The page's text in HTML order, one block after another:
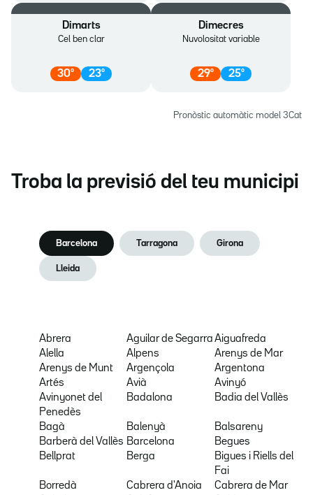
Dimarts
Cel ben clar
30º 23º
Dimecres
Nuvolositat variable
29º 25º
Pronòstic automàtic model 3Cat
Troba la previsió del teu municipi
Barcelona Tarragona Girona
Lleida
Abrera Aguilar de Segarra Aiguafreda
Alella
Alpens
Arenys de Mar
Arenys de Munt
Argençola
Argentona
Artés
Avià
Avinyó
Avinyonet del
Penedès
Badalona Badia del Vallès
Bagà Balenyà
Balsareny
Barberà del Vallès Barcelona
Begues
Bellprat
Berga
Bigues i Riells del
Fai
Borredà
Cabrera d'Anoia
Cabrera de Mar